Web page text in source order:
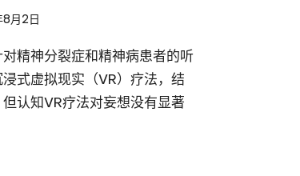
月2日
精神分裂症和精神病患者的听
式虚拟现实（VR）疗法，结
认知VR疗法对妄想没有显著